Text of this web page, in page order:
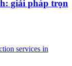
giải pháp trọn